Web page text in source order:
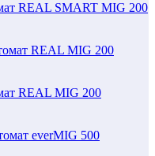
REAL SMART MIG 200
REAL MIG 200